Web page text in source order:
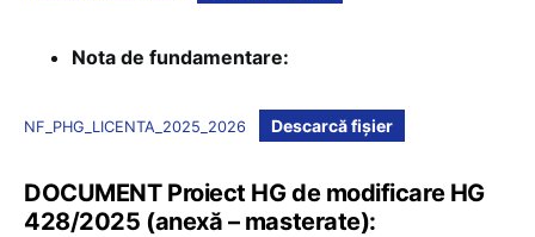
Nota de fundamentare:
NF_PHG_LICENTA_2025_2026 Descarcă fișier
DOCUMENT Proiect HG de modificare HG
428/2025 (anexă – masterate):